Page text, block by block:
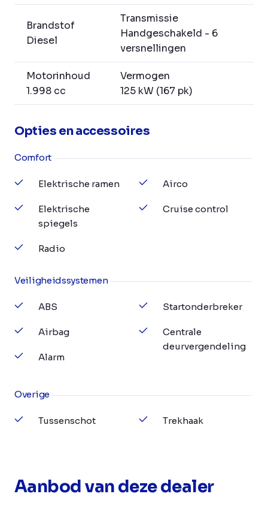
Brandstof
Diesel
Transmissie
Handgeschakeld - 6
versnellingen
Motorinhoud
1.998 cc
Vermogen
125 kW (167 pk)
Opties en accessoires
Comfort
Elektrische ramen
Elektrische
spiegels
Radio
Airco
Cruise control
Veiligheidssystemen
ABS
Airbag
Alarm
Startonderbreker
Centrale
deurvergendeling
Overige
Tussenschot Trekhaak
Aanbod van deze dealer